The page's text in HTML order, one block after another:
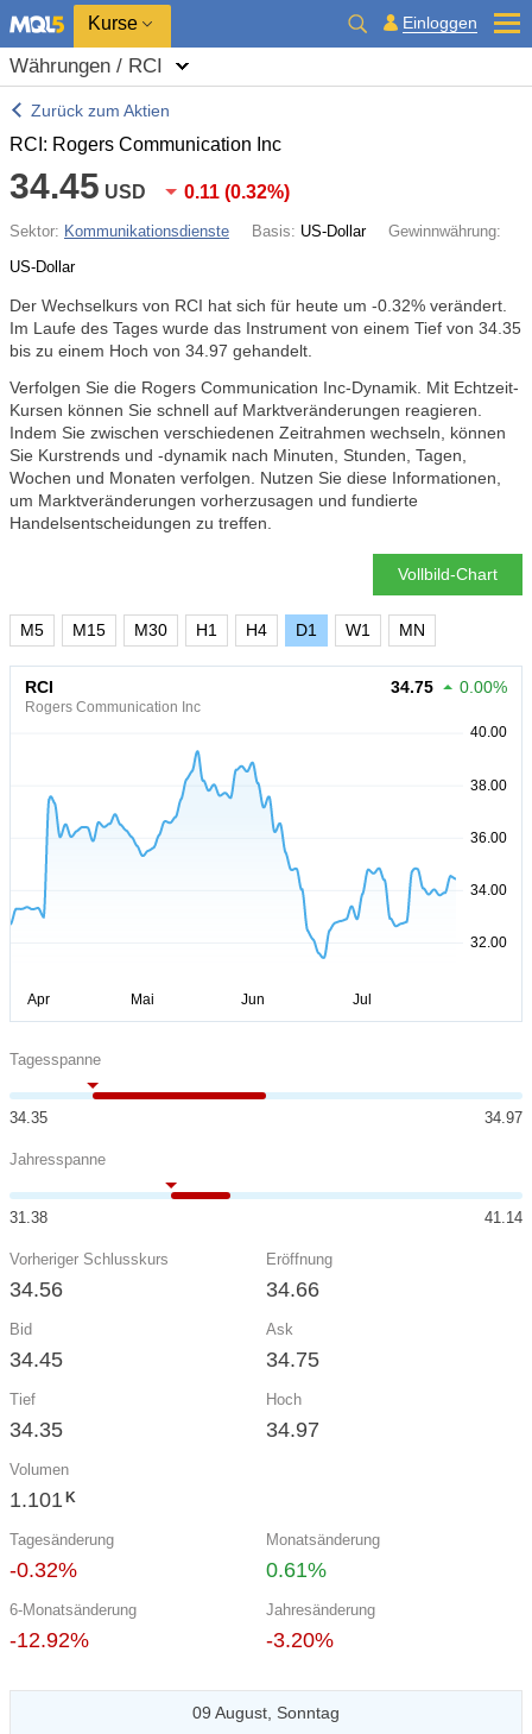
Kurse Einloggen
Währungen / RCI
Zurück zum Aktien
RCI: Rogers Communication Inc
34.45 USD 0.11 (0.32%)
Sektor: Kommunikationsdienste Basis: US-Dollar
Gewinnwährung:
US-Dollar
Der Wechselkurs von RCI hat sich für heute um -0.32% verändert.
Im Laufe des Tages wurde das Instrument von einem Tief von 34.35
bis zu einem Hoch von 34.97 gehandelt.
Verfolgen Sie die Rogers Communication Inc-Dynamik. Mit Echtzeit-
Kursen können Sie schnell auf Marktveränderungen reagieren.
Indem Sie zwischen verschiedenen Zeitrahmen wechseln, können
Sie Kurstrends und -dynamik nach Minuten, Stunden, Tagen,
Wochen und Monaten verfolgen. Nutzen Sie diese Informationen,
um Marktveränderungen vorherzusagen und fundierte
Handelsentscheidungen zu treffen.
Vollbild-Chart
M5 M15 M30 H1 H4 D1 W1 MN
RCI
Rogers Communication Inc
34.75 0.00%
Tagesspanne
34.35 34.97
Jahresspanne
31.38 41.14
Vorheriger Schlusskurs
34.56
Eröffnung
34.66
Bid
34.45
Ask
34.75
Tief
34.35
Hoch
34.97
Volumen
1.101 K
Tagesänderung
-0.32%
Monatsänderung
0.61%
6-Monatsänderung
-12.92%
Jahresänderung
-3.20%
09 August, Sonntag